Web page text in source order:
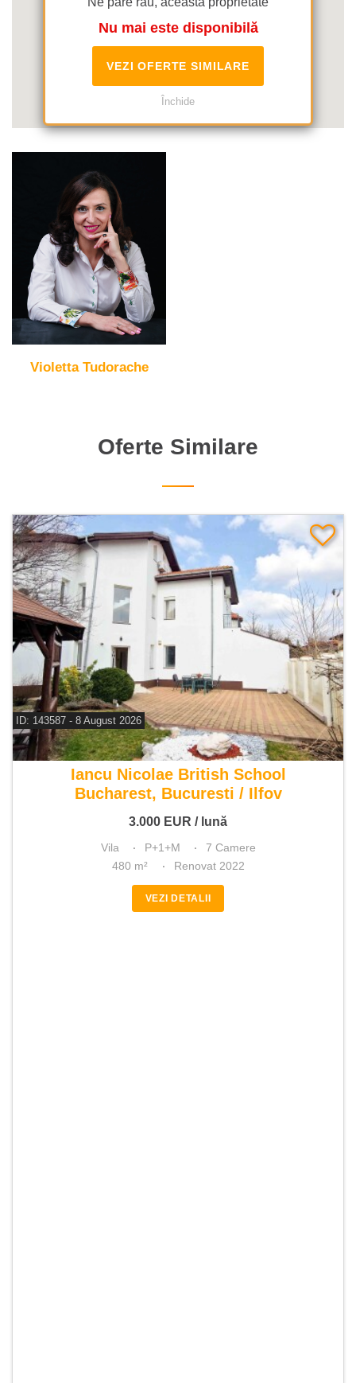
Nu mai este disponibilă
VEZI OFERTE SIMILARE
Închide
Violetta Tudorache
Oferte Similare
ID: 143587 - 8 August 2026
De inchiriat vila 7 camere
Iancu Nicolae British School
Bucharest, Bucuresti / Ilfov
3.000 EUR / lună
Vila P+1+M
7 Camere
480 m²
Renovat 2022
VEZI DETALII